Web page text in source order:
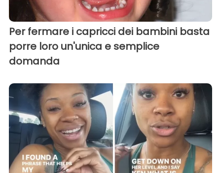
Per fermare i capricci dei bambini basta
porre loro un'unica e semplice
domanda